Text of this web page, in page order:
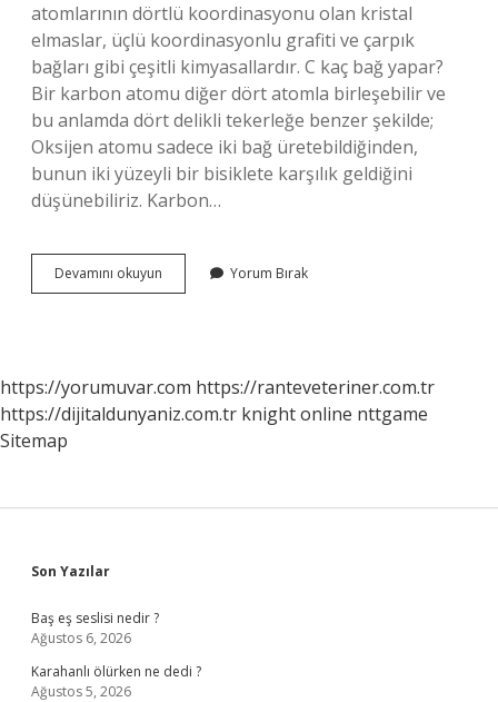
atomlarının dörtlü koordinasyonu olan kristal
elmaslar, üçlü koordinasyonlu grafiti ve çarpık
bağları gibi çeşitli kimyasallardır. C kaç bağ yapar?
Bir karbon atomu diğer dört atomla birleşebilir ve
bu anlamda dört delikli tekerleğe benzer şekilde;
Oksijen atomu sadece iki bağ üretebildiğinden,
bunun iki yüzeyli bir bisiklete karşılık geldiğini
düşünebiliriz. Karbon…
Devamını okuyun Kimyada
C
Yorum Bırak
https://yorumuvar.com https://ranteveteriner.com.tr
https://dijitaldunyaniz.com.tr knight online nttgame
Sitemap
Sidebar
Son Yazılar
Baş eş seslisi nedir ?
Ağustos 6, 2026
Karahanlı ölürken ne dedi ?
Ağustos 5, 2026